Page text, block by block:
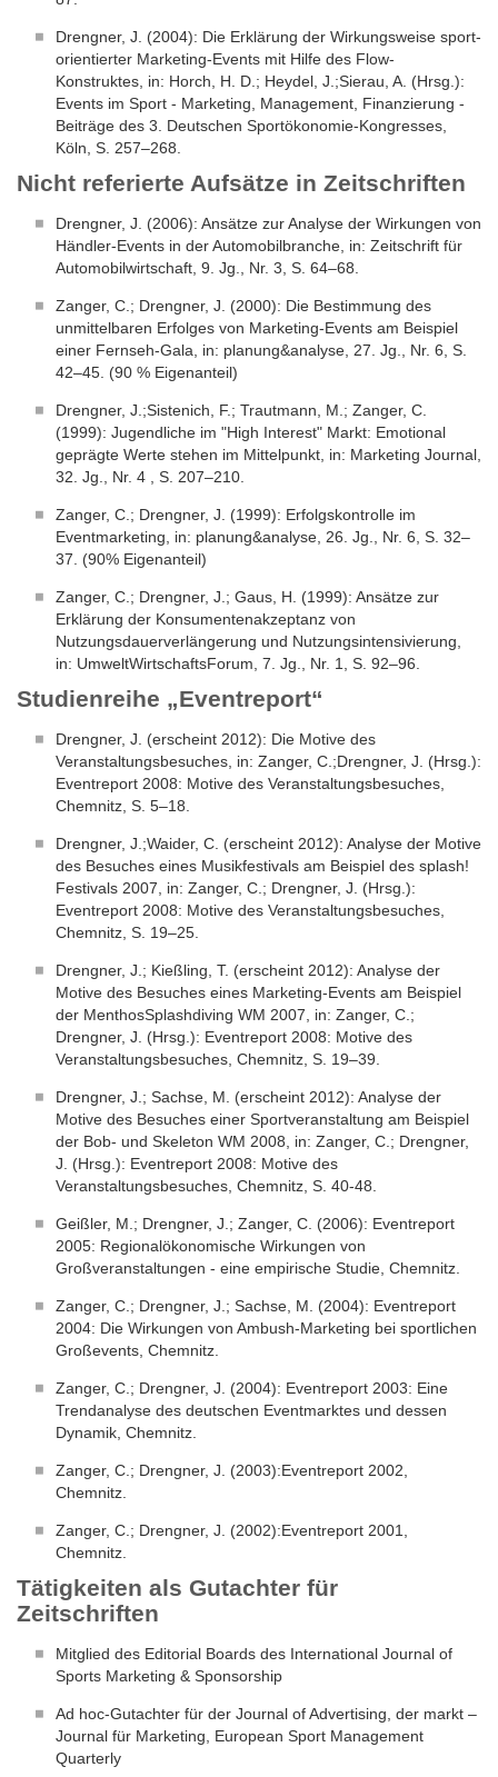
Drengner, J. (2004): Die Erklärung der Wirkungsweise sport-
orientierter Marketing-Events mit Hilfe des Flow-
Konstruktes, in: Horch, H. D.; Heydel, J.;Sierau, A. (Hrsg.):
Events im Sport - Marketing, Management, Finanzierung -
Beiträge des 3. Deutschen Sportökonomie-Kongresses,
Köln, S. 257–268.
Nicht referierte Aufsätze in Zeitschriften
Drengner, J. (2006): Ansätze zur Analyse der Wirkungen von
Händler-Events in der Automobilbranche, in: Zeitschrift für
Automobilwirtschaft, 9. Jg., Nr. 3, S. 64–68.
Zanger, C.; Drengner, J. (2000): Die Bestimmung des
unmittelbaren Erfolges von Marketing-Events am Beispiel
einer Fernseh-Gala, in: planung&analyse, 27. Jg., Nr. 6, S.
42–45. (90 % Eigenanteil)
Drengner, J.;Sistenich, F.; Trautmann, M.; Zanger, C.
(1999): Jugendliche im "High Interest" Markt: Emotional
geprägte Werte stehen im Mittelpunkt, in: Marketing Journal,
32. Jg., Nr. 4 , S. 207–210.
Zanger, C.; Drengner, J. (1999): Erfolgskontrolle im
Eventmarketing, in: planung&analyse, 26. Jg., Nr. 6, S. 32–
37. (90% Eigenanteil)
Zanger, C.; Drengner, J.; Gaus, H. (1999): Ansätze zur
Erklärung der Konsumentenakzeptanz von
Nutzungsdauerverlängerung und Nutzungsintensivierung,
in: UmweltWirtschaftsForum, 7. Jg., Nr. 1, S. 92–96.
Studienreihe „Eventreport“
Drengner, J. (erscheint 2012): Die Motive des
Veranstaltungsbesuches, in: Zanger, C.;Drengner, J. (Hrsg.):
Eventreport 2008: Motive des Veranstaltungsbesuches,
Chemnitz, S. 5–18.
Drengner, J.;Waider, C. (erscheint 2012): Analyse der Motive
des Besuches eines Musikfestivals am Beispiel des splash!
Festivals 2007, in: Zanger, C.; Drengner, J. (Hrsg.):
Eventreport 2008: Motive des Veranstaltungsbesuches,
Chemnitz, S. 19–25.
Drengner, J.; Kießling, T. (erscheint 2012): Analyse der
Motive des Besuches eines Marketing-Events am Beispiel
der MenthosSplashdiving WM 2007, in: Zanger, C.;
Drengner, J. (Hrsg.): Eventreport 2008: Motive des
Veranstaltungsbesuches, Chemnitz, S. 19–39.
Drengner, J.; Sachse, M. (erscheint 2012): Analyse der
Motive des Besuches einer Sportveranstaltung am Beispiel
der Bob- und Skeleton WM 2008, in: Zanger, C.; Drengner,
J. (Hrsg.): Eventreport 2008: Motive des
Veranstaltungsbesuches, Chemnitz, S. 40-48.
Geißler, M.; Drengner, J.; Zanger, C. (2006): Eventreport
2005: Regionalökonomische Wirkungen von
Großveranstaltungen - eine empirische Studie, Chemnitz.
Zanger, C.; Drengner, J.; Sachse, M. (2004): Eventreport
2004: Die Wirkungen von Ambush-Marketing bei sportlichen
Großevents, Chemnitz.
Zanger, C.; Drengner, J. (2004): Eventreport 2003: Eine
Trendanalyse des deutschen Eventmarktes und dessen
Dynamik, Chemnitz.
Zanger, C.; Drengner, J. (2003):Eventreport 2002,
Chemnitz.
Zanger, C.; Drengner, J. (2002):Eventreport 2001,
Chemnitz.
Tätigkeiten als Gutachter für
Zeitschriften
Mitglied des Editorial Boards des International Journal of
Sports Marketing & Sponsorship
Ad hoc-Gutachter für der Journal of Advertising, der markt –
Journal für Marketing, European Sport Management
Quarterly